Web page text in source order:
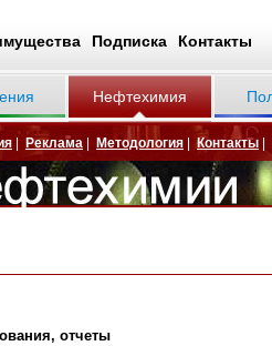
Подписка Контакты
Нефтехимия
Реклама Методология |Контакты
отчеты